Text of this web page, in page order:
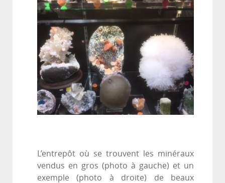
L’entrepôt où se trouvent les minéraux
vendus en gros (photo à gauche) et un
exemple (photo à droite) de beaux